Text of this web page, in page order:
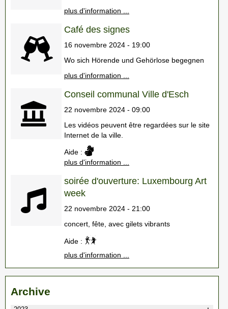
plus d'information ...
Café des signes
16 novembre 2024 - 19:00
Wo sich Hörende und Gehörlose begegnen
plus d'information ...
Conseil communal Ville d'Esch
22 novembre 2024 - 09:00
Les vidéos peuvent être regardées sur le site
Internet de la ville.
Aide :
plus d'information ...
soirée d'ouverture: Luxembourg Art
week
22 novembre 2024 - 21:00
concert, fête, avec gilets vibrants
Aide :
plus d'information ...
Archive